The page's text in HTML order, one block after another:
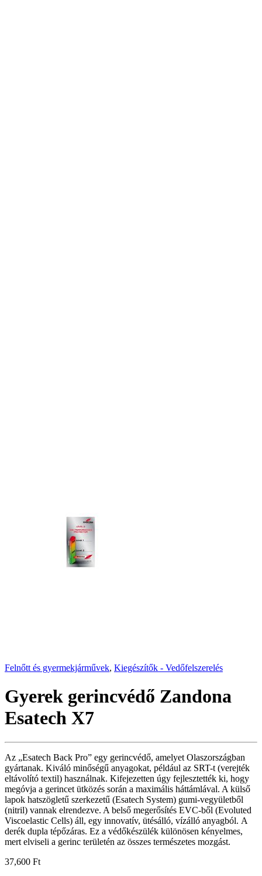
Felnőtt és gyermekjárművek, Kiegészítők - Vedőfelszerelés
Gyerek gerincvédő Zandona
Esatech X7
Az „Esatech Back Pro” egy gerincvédő, amelyet Olaszországban
gyártanak. Kiváló minőségű anyagokat, például az SRT-t (verejték
eltávolító textil) használnak. Kifejezetten úgy fejlesztették ki, hogy
megóvja a gerincet ütközés során a maximális háttámlával. A külső
lapok hatszögletű szerkezetű (Esatech System) gumi-vegyületből
(nitril) vannak elrendezve. A belső megerősítés EVC-ből (Evoluted
Viscoelastic Cells) áll, egy innovatív, ütésálló, vízálló anyagból. A
derék dupla tépőzáras. Ez a védőkészülék különösen kényelmes,
mert elviseli a gerinc területén az összes természetes mozgást.
37,600 Ft